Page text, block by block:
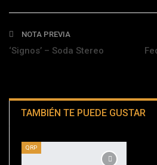
Telegram
NOTA PREVIA
‘Signos’ – Soda Stereo
TAMBIÉN TE PUEDE GUSTAR
QRP